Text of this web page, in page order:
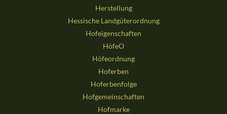
Herstellung
Hessische Landgüterordnung
Hofeigenschaften
HöfeO
Höfeordnung
Hoferben
Hoferbenfolge
Hofgemeinschaften
Hofmarke